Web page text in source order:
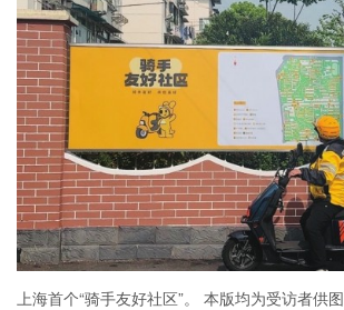
上海首个“骑手友好社区”。 本版均为受访者供图